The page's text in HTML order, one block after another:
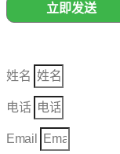
立即发送
姓名
电话
Email